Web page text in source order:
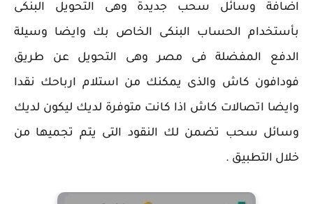
اضافة وسائل سحب جديدة وهى التحويل البنكى
بأستخدام الحساب البنكى الخاص بك وايضا وسيلة
الدفع المفضلة فى مصر وهى التحويل عن طريق
فودافون كاش والذى يمكنك من استلام ارباحك نقدا
وايضا اتصالات كاش اذا كانت متوفرة لديك ليكون لديك
وسائل سحب تضمن لك النقود التى يتم تجميها من
خلال التطبيق .